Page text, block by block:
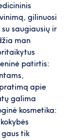
gilinuosi
saugiausių ir
man
patirtis:
apie
galima
kosmetika:
tik